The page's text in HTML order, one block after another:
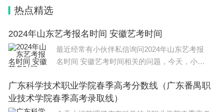
热点精选
2024年山东艺考报名时间 安徽艺考时间
最近经常有小伙伴私信询问2024年山东艺考报
名时间 安徽艺考时间相关的问题，今天，小编
024年山东艺考报名时间介绍如下： 2024年山东
艺考报名是11
广东科学技术职业学院春季高考分数线（广东番禺职
业技术学院春季高考录取线）